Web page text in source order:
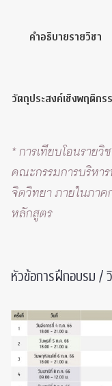
คำอธิบายรายวิชา
วัตถุประสงค์เชิงพฤติกร
* การเทียบโอนราย
คณะกรรมการบริหา
จิตวิทยา ภายในภาค
หลักสูตร
หัวข้อการฝึกอบรม /